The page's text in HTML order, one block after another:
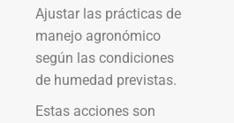
Ajustar las prácticas de
manejo agronómico
según las condiciones
de humedad previstas.
Estas acciones son